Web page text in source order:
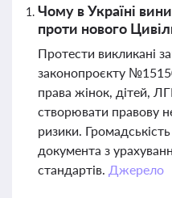
Чому в Україні
проти нового
Протести викликані
законопроєкту
права жінок, дітей,
створювати правову
ризики.
документа з
стандартів. Джерело